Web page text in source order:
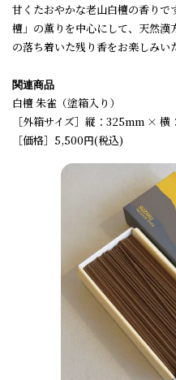
甘くたおやかな老山白檀の香りで
檀」の薫りを中心にして、天然
の落ち着いた残り香をお楽しみい
関連商品
白檀 朱雀（塗箱入り）
［外箱サイズ］縦：325mm ×
［価格］5,500円(税込)